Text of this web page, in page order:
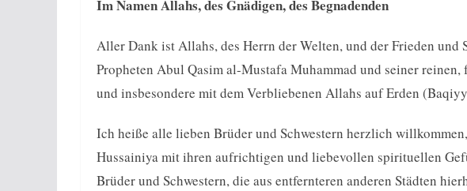
Im Namen Allahs, des Gnädigen, des Begnadenden
Aller Dank ist Allahs, des Herrn der Welten, und der Frieden und
Propheten Abul Qasim al-Mustafa Muhammad und seiner
und insbesondere mit dem Verbliebenen Allahs auf Erden
Ich heiße alle lieben Brüder und Schwestern herzlich
Hussainiya mit ihren aufrichtigen und liebevollen spirituellen
Brüder und Schwestern, die aus entfernteren anderen Städten